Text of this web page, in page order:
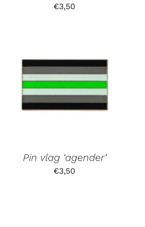
€3,50
Pin vlag ‘agender’
€3,50